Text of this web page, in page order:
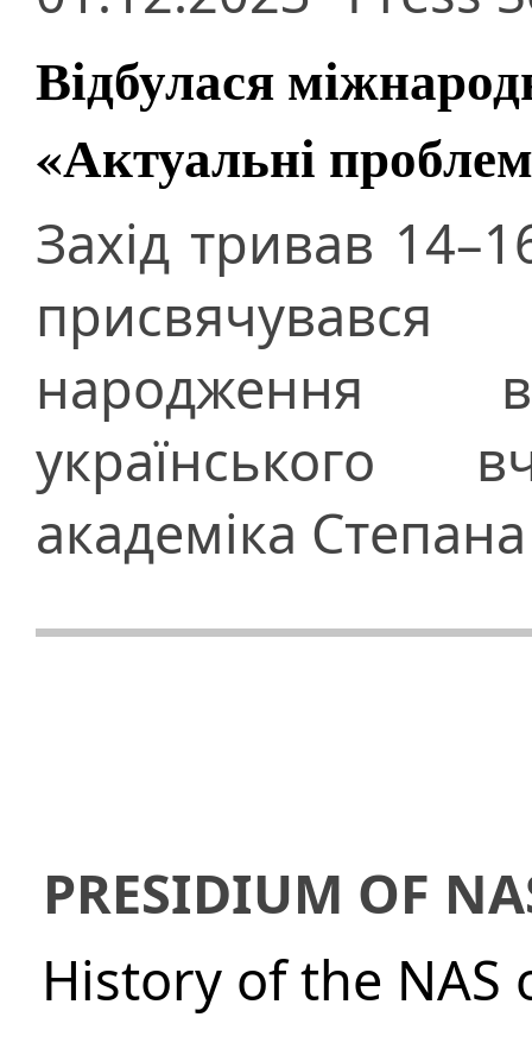
Відбулася
«Актуальні
Захід тривав
народження
українського
академіка
PRESIDIUM OF
History of the NAS